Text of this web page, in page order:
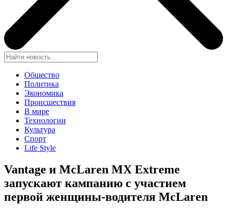
Общество
Политика
Экономика
Происшествия
В мире
Технологии
Культура
Спорт
Life Style
Vantage и McLaren MX Extreme
запускают кампанию с участием
первой женщины-водителя McLaren